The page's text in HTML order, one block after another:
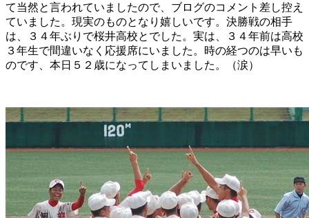
て当然と言われていましたので、ブログのコメント差し控え
ていました。現実のものとなり嬉しいです。決勝戦の相手
は、３４年ぶりで桜井高校とでした。実は、３４年前は高校
３年生で間違いなく応援席にいました。時の経つのは早いも
のです、本日５２歳になってしまいました。（涙）